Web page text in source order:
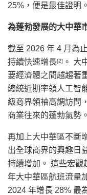
25%，便是最佳證明。
為蓬勃發展的大中華
截至 2026 年 4 月為
持續快速增長[2] 。 大
要經濟體之間越趨著
總統近期率領人工智
級商界領袖高調訪問
商業往來的蓬勃氣勢。
再加上大中華區不斷
出全球商界的興趣日
持續增加。 這些宏觀
年大中華區航班流量
2024 年增長 28% 最